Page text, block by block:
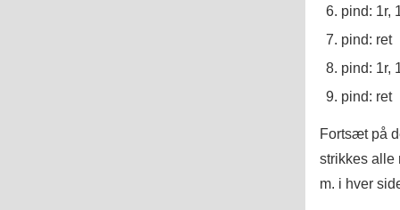
pind: 1r,
pind: ret
pind: 1r,
pind: ret
Fortsæt på
strikkes alle
m. i hver